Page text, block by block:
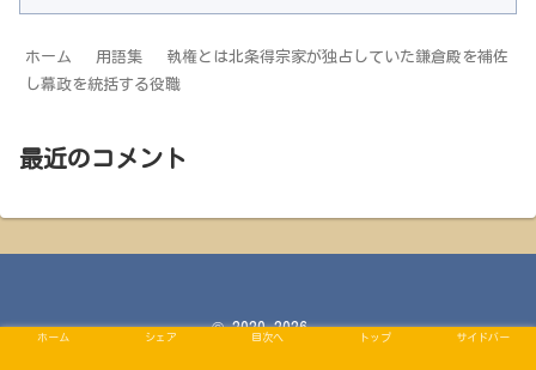
ホーム 用語集
執権とは北条得宗家が独占していた鎌倉殿を補佐
し幕政を統括する役職
最近のコメント
© 2020-2026 .
ホーム シェア 目次へ トップ サイドバー